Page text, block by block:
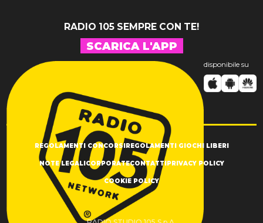
RADIO 105 SEMPRE CON TE!
SCARICA L'APP
disponibile su
REGOLAMENTI CONCORSI REGOLAMENTI GIOCHI LIBERI
NOTE LEGALI CORPORATECONTATTI PRIVACY POLICY
COOKIE POLICY